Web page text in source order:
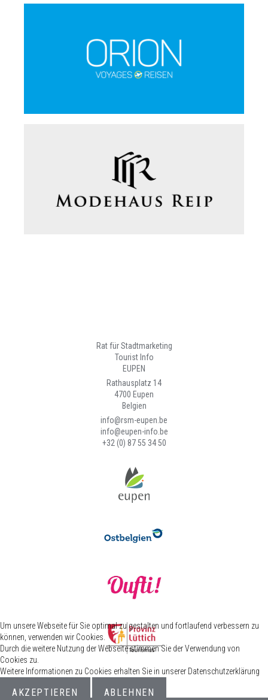
Rat für Stadtmarketing
Tourist Info
EUPEN
Rathausplatz 14
4700 Eupen
Belgien
info@rsm-eupen.be
info@eupen-info.be
+32 (0) 87 55 34 50
Um unsere Webseite für Sie optimal zu gestalten und fortlaufend verbessern zu
können, verwenden wir Cookies.
Durch die weitere Nutzung der Webseite stimmen Sie der Verwendung von
Cookies zu.
Weitere Informationen zu Cookies erhalten Sie in unserer Datenschutzerklärung
AKZEPTIEREN ABLEHNEN